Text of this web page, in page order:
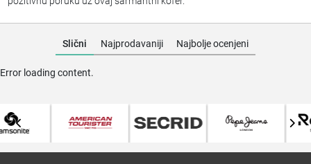
Slični Najprodavaniji Najbolje ocenjeni
Error loading content.